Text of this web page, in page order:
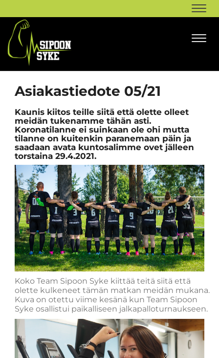
Asiakastiedote 05/21
Kaunis kiitos teille siitä että olette olleet
meidän tukenamme tähän asti.
Koronatilanne ei suinkaan ole ohi mutta
tilanne on kuitenkin paranemaan päin ja
saadaan avata kuntosalimme ovet jälleen
torstaina 29.4.2021.
Koko Team Sipoon Syke kiittää teitä siitä että
olette kulkeneet tämän matkan meidän mukana.
Kuva on otettu viime kesänä kun Team Sipoon
Syke osallistui paikalliseen jalkapalloturnaukseen.